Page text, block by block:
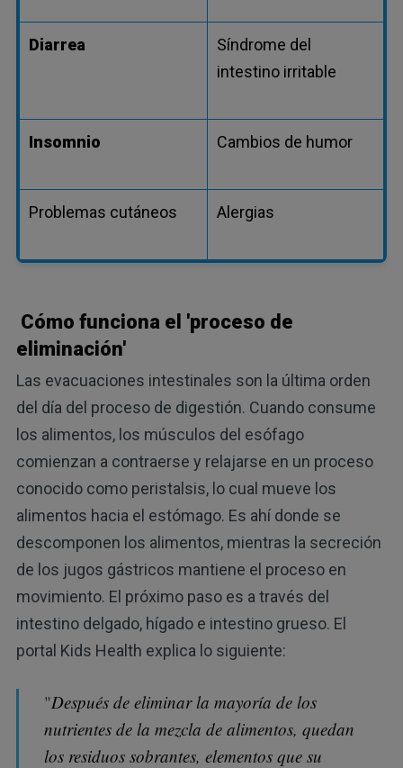
Diarrea
Síndrome del
intestino irritable
Insomnio Cambios de humor
Problemas cutáneos Alergias
Cómo funciona el 'proceso de
eliminación'
Las evacuaciones intestinales son la última orden
del día del proceso de digestión. Cuando consume
los alimentos, los músculos del esófago
comienzan a contraerse y relajarse en un proceso
conocido como peristalsis, lo cual mueve los
alimentos hacia el estómago. Es ahí donde se
descomponen los alimentos, mientras la secreción
de los jugos gástricos mantiene el proceso en
movimiento. El próximo paso es a través del
intestino delgado, hígado e intestino grueso. El
portal Kids Health explica lo siguiente:
"Después de eliminar la mayoría de los
nutrientes de la mezcla de alimentos, quedan
los residuos sobrantes, elementos que su